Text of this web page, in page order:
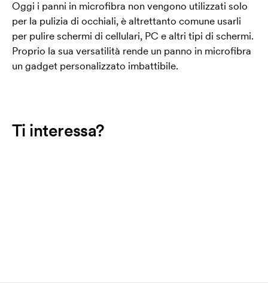
Oggi i panni in microfibra non vengono utilizzati solo
per la pulizia di occhiali, è altrettanto comune usarli
per pulire schermi di cellulari, PC e altri tipi di schermi.
Proprio la sua versatilità rende un panno in microfibra
un gadget personalizzato imbattibile.
Ti interessa?